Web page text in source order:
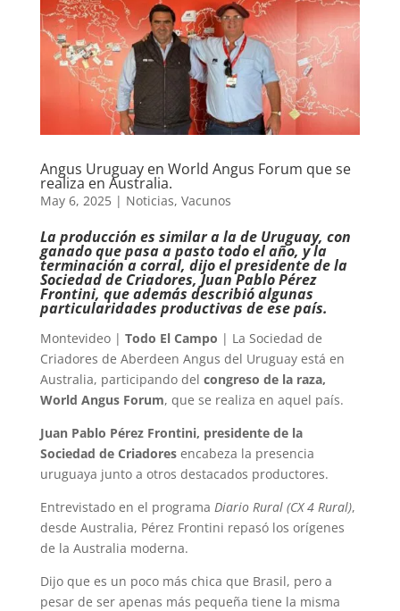
Angus Uruguay en World Angus Forum que se
realiza en Australia.
May 6, 2025| Noticias, Vacunos
La producción es similar a la de Uruguay, con
ganado que pasa a pasto todo el año, y la
terminación a corral, dijo el presidente de la
Sociedad de Criadores, Juan Pablo Pérez
Frontini, que además describió algunas
particularidades productivas de ese país.
Montevideo | Todo El Campo | La Sociedad de
Criadores de Aberdeen Angus del Uruguay está en
Australia, participando del congreso de la raza,
World Angus Forum, que se realiza en aquel país.
Juan Pablo Pérez Frontini, presidente de la
Sociedad de Criadoresencabeza la presencia
uruguaya junto a otros destacados productores.
Entrevistado en el programa Diario Rural (CX 4 Rural),
desde Australia, Pérez Frontini repasó los orígenes
de la Australia moderna.
Dijo que es un poco más chica que Brasil, pero a
pesar de ser apenas más pequeña tiene la misma